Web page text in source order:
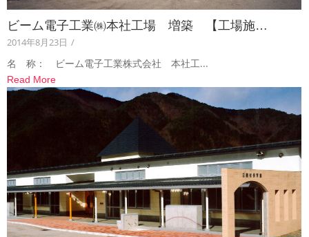
ビーム電子工業㈱本社工場 増築 【工場施…
2014年8月23日 /
名 称： ビーム電子工業株式会社 本社工...
Read More